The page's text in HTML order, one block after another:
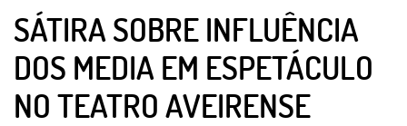
SÁTIRA SOBRE INFLUÊNCIA
DOS MEDIA EM ESPETÁCULO
NO TEATRO AVEIRENSE